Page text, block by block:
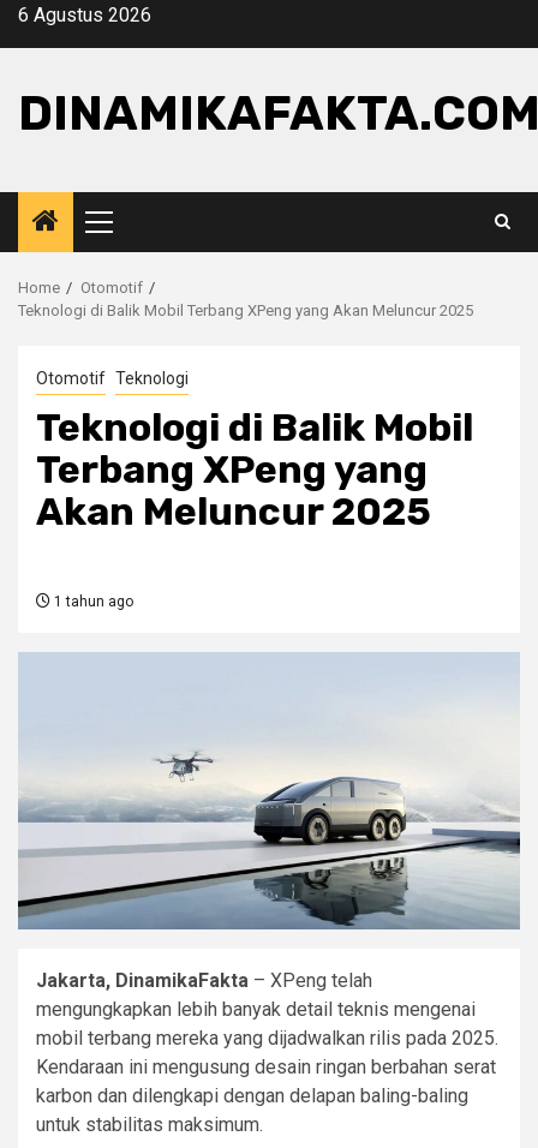
Skip6 Agustus 2026
Primary
Menu
Home
Otomotif
Teknologi di Balik Mobil Terbang XPeng yang Akan Meluncur 2025
Otomotif Teknologi
Teknologi di Balik Mobil
Terbang XPeng yang
Akan Meluncur 2025
1 tahun ago
Jakarta, DinamikaFakta – XPeng telah
mengungkapkan lebih banyak detail teknis mengenai
mobil terbang mereka yang dijadwalkan rilis pada 2025.
Kendaraan ini mengusung desain ringan berbahan serat
karbon dan dilengkapi dengan delapan baling-baling
untuk stabilitas maksimum.